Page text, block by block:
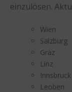
einzulösen.
Wien
Salzburg
Graz
Linz
Innsbruck
Leoben